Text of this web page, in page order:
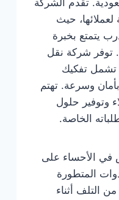
تقدم الشركة
حيث
يتمتع بخبرة
توفر شركة نقل
تشمل تفكيك
وسرعة. تهتم
وتوفير حلول
الخاصة.
في الأحساء على
المتطورة
التلف أثناء